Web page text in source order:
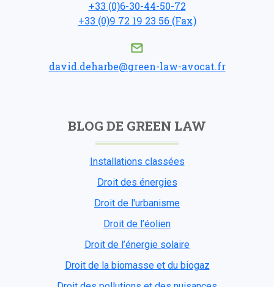
+33 (0)6-30-44-50-72
+33 (0)9 72 19 23 56 (Fax)
david.deharbe@green-law-avocat.fr
BLOG DE GREEN LAW
Installations classées
Droit des énergies
Droit de l'urbanisme
Droit de l’éolien
Droit de l’énergie solaire
Droit de la biomasse et du biogaz